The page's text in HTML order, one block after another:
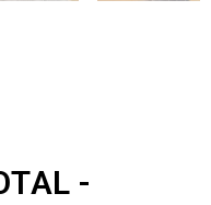
-